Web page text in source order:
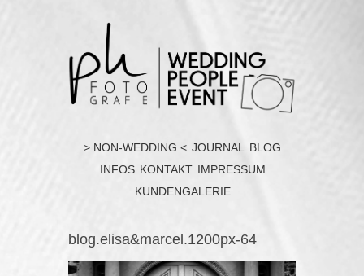
> NON-WEDDING < JOURNAL BLOG
INFOS KONTAKT IMPRESSUM
KUNDENGALERIE
blog.elisa&marcel.1200px-64